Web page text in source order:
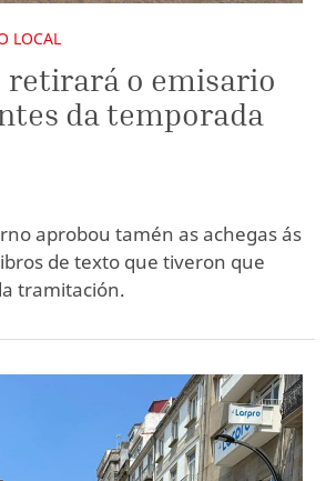
LOCAL
retirará o emisario
da temporada
aprobou tamén as achegas ás
de texto que tiveron que
tramitación.